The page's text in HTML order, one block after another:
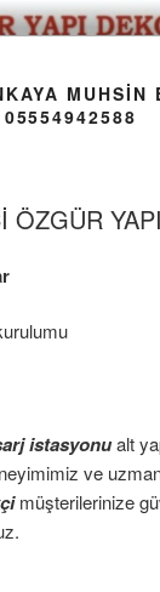
MUHSIN
ÖZGÜR
istasyonualt
ve
müşterilerinize